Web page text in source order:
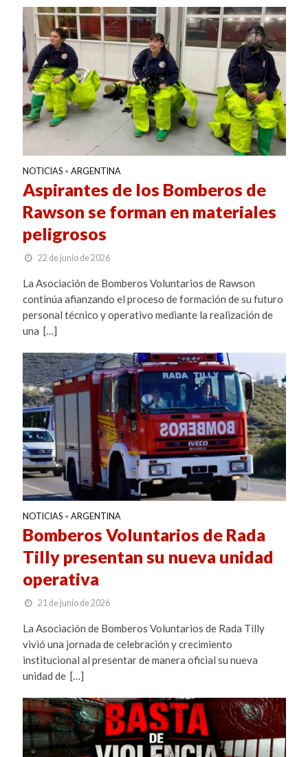
NOTICIAS • ARGENTINA
Aspirantes de los Bomberos de
Rawson se forman en materiales
peligrosos
22 de junio de 2026
La Asociación de Bomberos Voluntarios de Rawson
continúa afianzando el proceso de formación de su futuro
personal técnico y operativo mediante la realización de
una […]
NOTICIAS • ARGENTINA
Bomberos Voluntarios de Rada
Tilly presentan su nueva unidad
operativa
21 de junio de 2026
La Asociación de Bomberos Voluntarios de Rada Tilly
vivió una jornada de celebración y crecimiento
institucional al presentar de manera oficial su nueva
unidad de […]